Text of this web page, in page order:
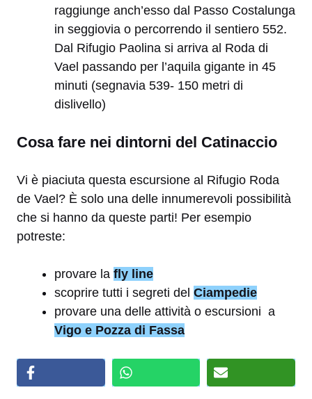
raggiunge anch’esso dal Passo Costalunga
in seggiovia o percorrendo il sentiero 552.
Dal Rifugio Paolina si arriva al Roda di
Vael passando per l’aquila gigante in 45
minuti (segnavia 539- 150 metri di
dislivello)
Cosa fare nei dintorni del Catinaccio
Vi è piaciuta questa escursione al Rifugio Roda
de Vael? È solo una delle innumerevoli possibilità
che si hanno da queste parti! Per esempio
potreste:
provare la fly line
scoprire tutti i segreti del Ciampedie
provare una delle attività o escursioni a
Vigo e Pozza di Fassa